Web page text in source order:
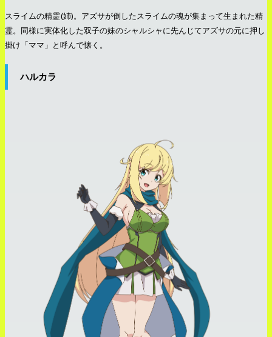
スライムの精霊(姉)。アズサが倒したスライムの魂が集まって生まれた精
霊。同様に実体化した双子の妹のシャルシャに先んじてアズサの元に押し
掛け「ママ」と呼んで懐く。
ハルカラ